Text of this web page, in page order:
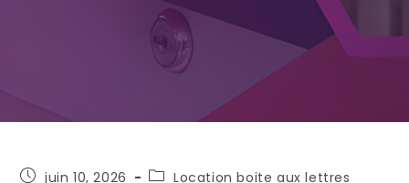
Publication
juin 10, 2026
PostLocation boite aux lettres